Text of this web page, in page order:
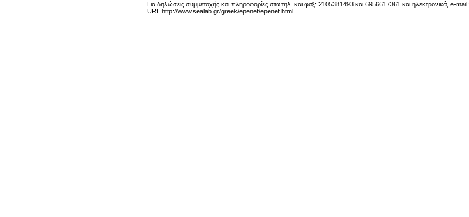
Για δηλώσεις συμμετοχής και πληροφορίες στα τηλ. και φαξ: 2105381493 και 6956617361 και ηλεκτρονικά, e-mail:
URL:http://www.sealab.gr/greek/epenet/epenet.html.